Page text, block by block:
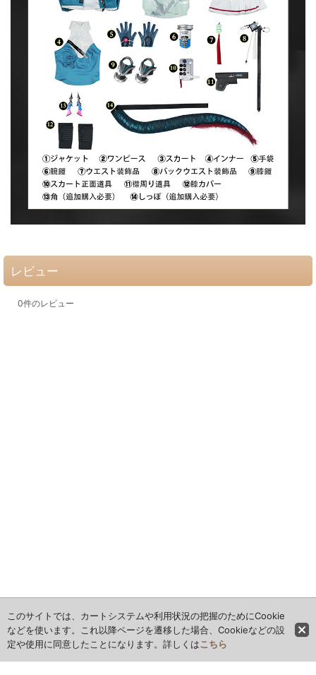
レビュー
0件のレビュー
このサイトでは、カートシステムや利用状況の把握のためにCookie
などを使います。これ以降ページを遷移した場合、Cookieなどの設
定や使用に同意したことになります。詳しくはこちら